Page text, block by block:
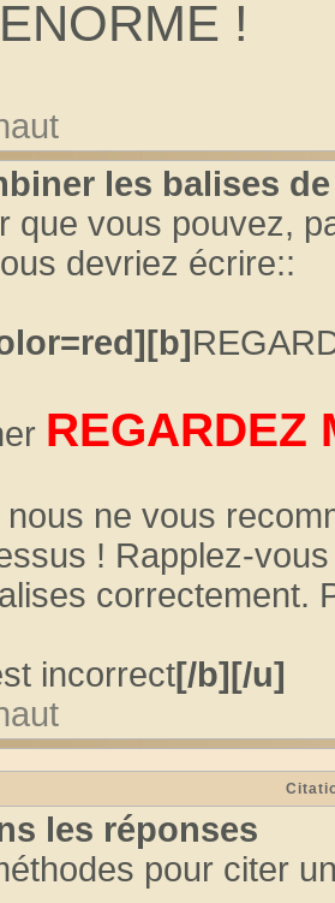
ENORME !
les balises
que vous pouvez,
devriez écrire::
REGARDEZ
ne vous
! Rapplez-
correctement.
incorrect[/b][/u]
les réponses
pour citer